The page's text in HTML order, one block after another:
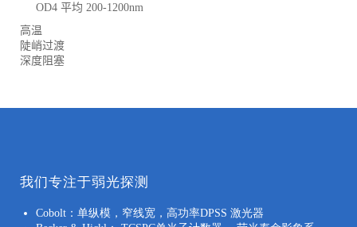
OD4 平均 200-1200nm
高温
陡峭过渡
深度阻塞
我们专注于弱光探测
Cobolt：单纵模，窄线宽，高功率DPSS 激光器